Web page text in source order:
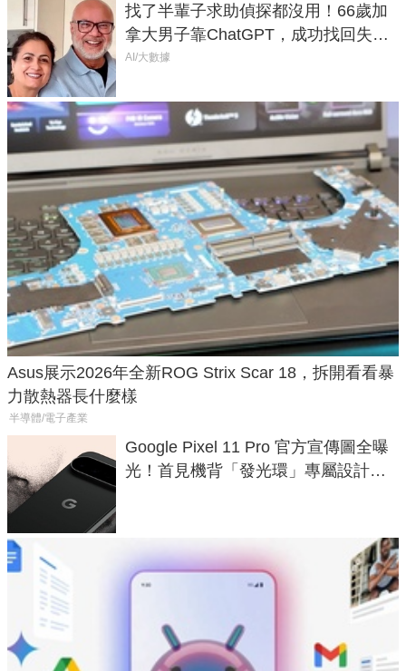
找了半輩子求助偵探都沒用！66歲加
拿大男子靠ChatGPT，成功找回失散
50年家人
AI/大數據
Asus展示2026年全新ROG Strix Scar 18，拆開看看暴
力散熱器長什麼樣
半導體/電子產業
Google Pixel 11 Pro 官方宣傳圖全曝
光！首見機背「發光環」專屬設計、